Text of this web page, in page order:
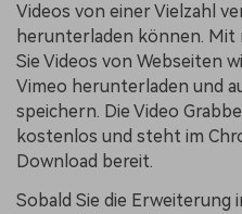
Videos von einer Vielzahl
herunterladen können. Mit
Sie Videos von Webseiten
Vimeo herunterladen und
speichern. Die Video
kostenlos und steht im
Download bereit.
Sobald Sie die Erweiterung